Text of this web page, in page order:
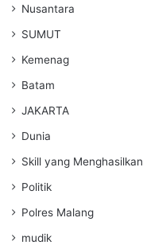
Nusantara
SUMUT
Kemenag
Batam
JAKARTA
Dunia
Skill yang Menghasilkan
Politik
Polres Malang
mudik